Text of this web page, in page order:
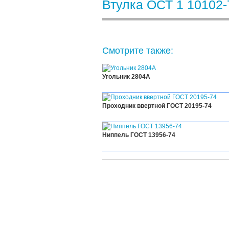
Втулка ОСТ 1
Смотрите также:
Угольник 2804А
Проходник ввертной ГОСТ 20195-74
Ниппель ГОСТ 13956-74